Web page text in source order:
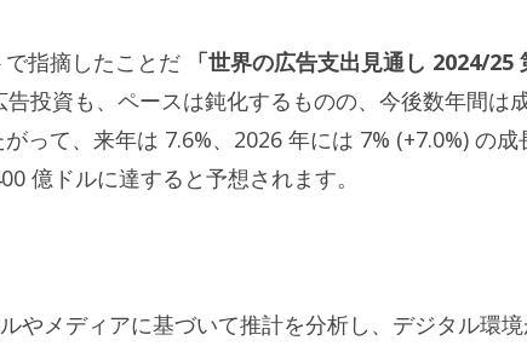
指摘したことだ
「世界の広告支出見通し 2024/25
投資も、ペースは鈍化するものの、今後数年間は
って、来年は 7.6%、2026 年には 7% (+7.0%) の成
億ドルに達すると予想されます。
やメディアに基づいて推計を分析し、デジタル環